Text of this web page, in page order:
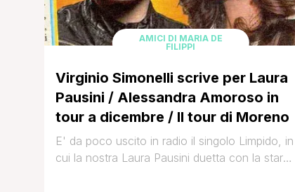
AMICI DI MARIA DE
FILIPPI
Virginio Simonelli scrive per Laura
Pausini / Alessandra Amoroso in
tour a dicembre / Il tour di Moreno
E' da poco uscito in radio il singolo Limpido, in
cui la nostra Laura Pausini duetta con la star